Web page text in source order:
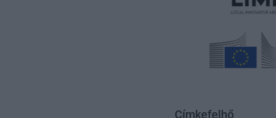
Címkefelhő